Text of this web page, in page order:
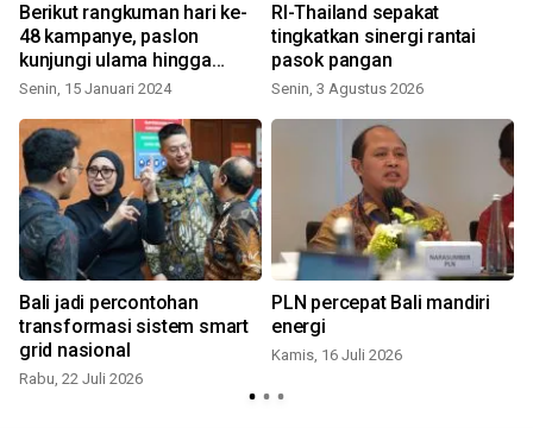
Berikut rangkuman hari ke-
48 kampanye, paslon
kunjungi ulama hingga
gereja
Senin, 15 Januari 2024
RI-Thailand sepakat
tingkatkan sinergi rantai
pasok pangan
Senin, 3 Agustus 2026
Bali jadi percontohan
transformasi sistem smart
grid nasional
Rabu, 22 Juli 2026
PLN percepat Bali mandiri
energi
Kamis, 16 Juli 2026